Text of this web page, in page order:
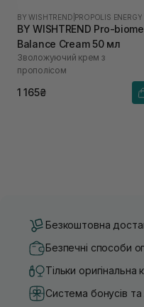
BY WISHTREND PROPOLIS ENERGY
BY WISHTREND Pro-biome
Balance Cream 50 мл
Зволожуючий крем з
прополісом
1 165₴
Безкоштовна
Безпечні способи
Тільки оригінальна
Система бонусів та